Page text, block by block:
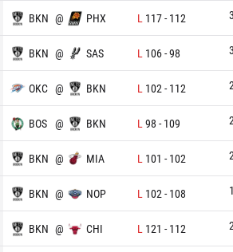
BKN @ PHX L 117- 112
BKN @ SAS L 106-98
OKC @ BKN L 102 - 112
BOS @ BKN L 98 - 109
BKN @ MIA L 101 - 102
BKN @ NOP L 102 - 108
BKN @ CHI L 121 - 112